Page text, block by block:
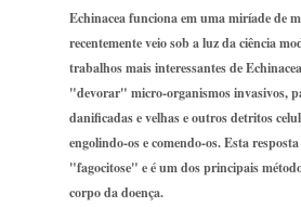
Echinacea funciona em uma miríade de
recentemente veio sob a luz da ciência
trabalhos mais interessantes de
"devorar" micro-organismos invasivos,
danificadas e velhas e outros detritos
engolindo-os e comendo-os. Esta
"fagocitose" e é um dos principais
corpo da doença.